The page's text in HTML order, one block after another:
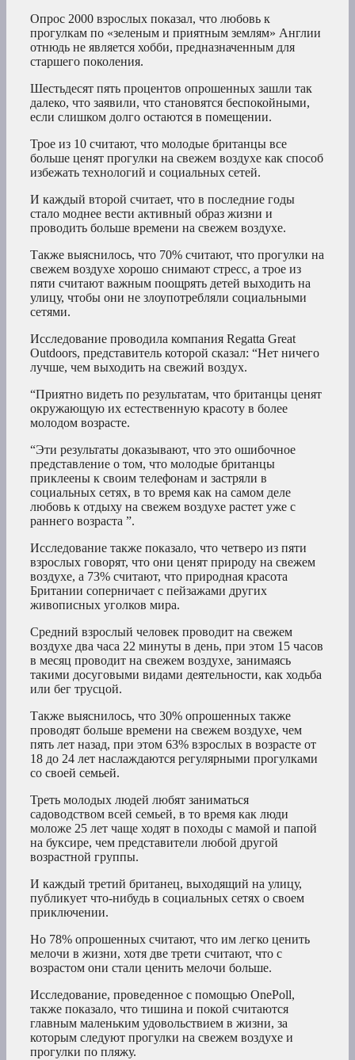
Опрос 2000 взрослых показал, что любовь к
прогулкам по «зеленым и приятным землям» Англии
отнюдь не является хобби, предназначенным для
старшего поколения.
Шестьдесят пять процентов опрошенных зашли так
далеко, что заявили, что становятся беспокойными,
если слишком долго остаются в помещении.
Трое из 10 считают, что молодые британцы все
больше ценят прогулки на свежем воздухе как способ
избежать технологий и социальных сетей.
И каждый второй считает, что в последние годы
стало моднее вести активный образ жизни и
проводить больше времени на свежем воздухе.
Также выяснилось, что 70% считают, что прогулки на
свежем воздухе хорошо снимают стресс, а трое из
пяти считают важным поощрять детей выходить на
улицу, чтобы они не злоупотребляли социальными
сетями.
Исследование проводила компания Regatta Great
Outdoors, представитель которой сказал: “Нет ничего
лучше, чем выходить на свежий воздух.
“Приятно видеть по результатам, что британцы ценят
окружающую их естественную красоту в более
молодом возрасте.
“Эти результаты доказывают, что это ошибочное
представление о том, что молодые британцы
приклеены к своим телефонам и застряли в
социальных сетях, в то время как на самом деле
любовь к отдыху на свежем воздухе растет уже с
раннего возраста ”.
Исследование также показало, что четверо из пяти
взрослых говорят, что они ценят природу на свежем
воздухе, а 73% считают, что природная красота
Британии соперничает с пейзажами других
живописных уголков мира.
Средний взрослый человек проводит на свежем
воздухе два часа 22 минуты в день, при этом 15 часов
в месяц проводит на свежем воздухе, занимаясь
такими досуговыми видами деятельности, как ходьба
или бег трусцой.
Также выяснилось, что 30% опрошенных также
проводят больше времени на свежем воздухе, чем
пять лет назад, при этом 63% взрослых в возрасте от
18 до 24 лет наслаждаются регулярными прогулками
со своей семьей.
Треть молодых людей любят заниматься
садоводством всей семьей, в то время как люди
моложе 25 лет чаще ходят в походы с мамой и папой
на буксире, чем представители любой другой
возрастной группы.
И каждый третий британец, выходящий на улицу,
публикует что-нибудь в социальных сетях о своем
приключении.
Но 78% опрошенных считают, что им легко ценить
мелочи в жизни, хотя две трети считают, что с
возрастом они стали ценить мелочи больше.
Исследование, проведенное с помощью OnePoll,
также показало, что тишина и покой считаются
главным маленьким удовольствием в жизни, за
которым следуют прогулки на свежем воздухе и
прогулки по пляжу.